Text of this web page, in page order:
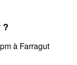
?
à Farragut